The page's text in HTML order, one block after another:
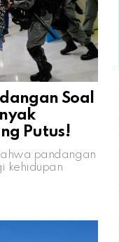
Soal
Putus!
pandangan
kehidupan